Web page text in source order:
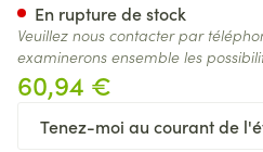
60,94 €
Tenez-moi au courant de
En rupture de stock
Veuillez nous contacter par
examinerons ensemble les